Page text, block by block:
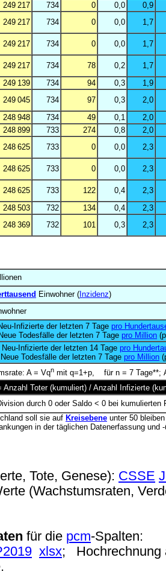
249 217 734 0 0,0
0,9
249 217 734 0 0,0 1,7
249 217 734 0 0,0 1,7
249 217 734 78 0,2
1,7
249 139 734 94 0,3
1,9
249 045 734 97 0,3
2,0
248 948 734 49 0,1
2,0
248 899 733 274 0,8
2,0
248 625 733 0 0,0 2,3
248 625 733 0 0,0 2,3
248 625 733 122 0,4
2,3
248 503 732 134 0,4
2,3
248 369 732 101 0,3 2,3
Einwohner ( Inzidenz)
Infizierte der letzten 7 Tage pro
der letzten 7 Tage pro Million
Infizierte der letzten 14 Tage pro
der letzten 7 Tage pro Million
A = Vqn mit q=1+p, für n = 7 Tage**;
Anzahl Toter (kumuliert) / Anzahl Infizierte
durch 0 oder Saldo < 0 bei kumulierten
soll sie auf Kreisebene unter 50
in der täglichen Datenerfassung und
Tote, Genese): CSSE
(Wachstumsraten,
für die pcm-Spalten:
xlsx; Hochrechnung